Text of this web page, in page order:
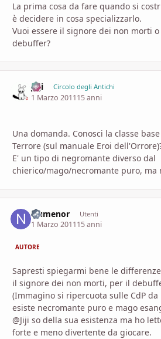
La prima cosa da fare quando si
è decidere in cosa specializzarlo.
Vuoi essere il signore dei non morti
debuffer?
Ji ji Circolo degli Antichi
1 Marzo 201115 anni
Una domanda. Conosci la classe
Terrore (sul manuale Eroi
E' un tipo di negromante diverso dal
chierico/mago/necromante puro, ma
Numenor Utenti
1 Marzo 201115 anni
AUTORE
Sapresti spiegarmi bene le
il signore dei non morti, per il
(Immagino si ripercuota sulle CdP
esiste necromante puro e mago
@Jiji so della sua esistenza ma ho
forte e meno divertente da giocare.